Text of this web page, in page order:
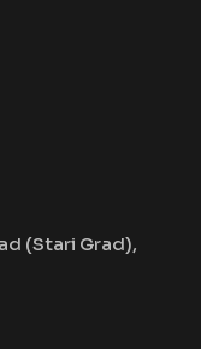
(Stari Grad),